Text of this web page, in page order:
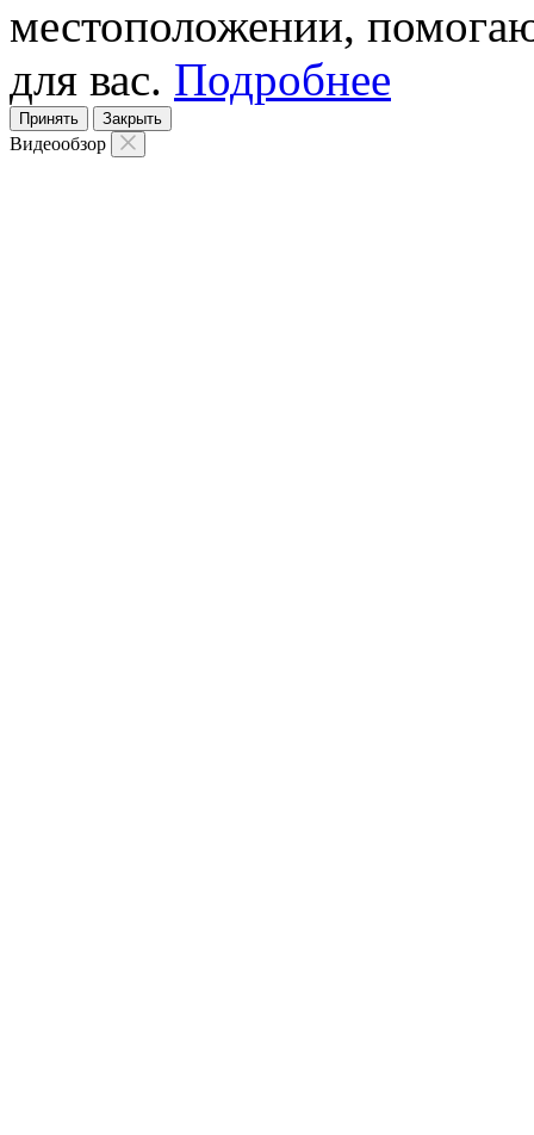
местоположении,
для вас. Подробнее
Принять Закрыть
Видеообзор